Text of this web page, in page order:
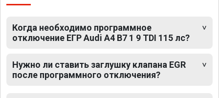
Когда необходимо программное
отключение ЕГР Audi A4 B7 1 9 TDI 115 лс?
Нужно ли ставить заглушку клапана EGR
после программного отключения?